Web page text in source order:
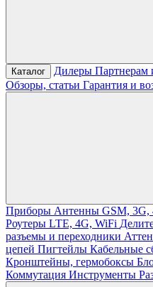
Каталог
Дилеры Партнерам
Обзоры, статьи Гарантия и
Приборы Антенны GSM, 3G,
Роутеры LTE, 4G, WiFi
разъемы и переходники
цепей Пигтейлы Кабельные
Кронштейны, гермобоксы
Коммутация Инструменты